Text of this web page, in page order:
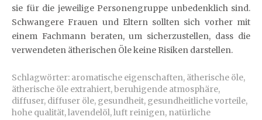
sie für die jeweilige Personengruppe unbedenklich sind.
Schwangere Frauen und Eltern sollten sich vorher mit
einem Fachmann beraten, um sicherzustellen, dass die
verwendeten ätherischen Öle keine Risiken darstellen.
Schlagwörter: aromatische eigenschaften, ätherische öle,
ätherische öle extrahiert,beruhigende atmosphäre,
diffuser, diffuser öle, gesundheit, gesundheitliche vorteile,
hohe qualität,lavendelöl,luft reinigen, natürliche